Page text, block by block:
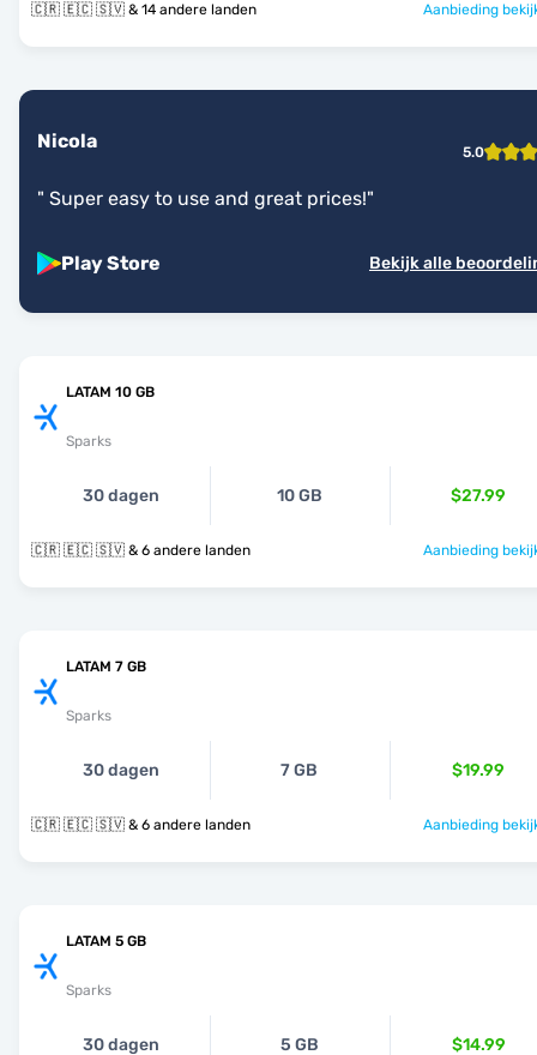
🇨🇷 🇪🇨 🇸🇻 & 14 andere landen Aanbieding
Nicola 5.0
" Super easy to use and great prices!"
Play Store Bekijk alle
LATAM 10 GB
Sparks
30 dagen 10 GB $27.99
🇨🇷 🇪🇨 🇸🇻 & 6 andere landen Aanbieding
LATAM 7 GB
Sparks
30 dagen 7 GB $19.99
🇨🇷 🇪🇨 🇸🇻 & 6 andere landen Aanbieding
LATAM 5 GB
Sparks
30 dagen 5 GB $14.99